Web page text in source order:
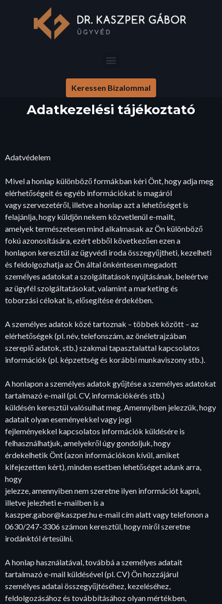
Keressen Bizalommal
Adatkezelési tájékoztató
Adatvédelem
Mivel a honlap különböző formákban kéri Önt, hogy adja meg
elérhetőségeit és egyéb információkat is magáról
vagy szervezetéről, illetve a honlap azt a lehetőséget is
felajánlja, hogy küldjön nekem közvetlenül e-mailt,
amelyek természetesen mind alkalmasak az Ön különböző
fokú azonosítására, ezért ebből következően ezen a
honlapon keresztül az ügyvédi iroda összegyűjtheti, kezelheti
és feldolgozhatja az Ön által önkéntesen megadott
személyes adatokat a szolgáltatások nyújtásának, beleértve
az ügyfél szolgáltatásokat, valamint a marketing és
toborzási célokat is, elősegítése érdekében.
A személyes adatok közé tartoznak – többek között – az
elérhetőségek (pl. név, telefonszám, az önéletrajzában
szereplő adatok, stb.) szakmai tapasztalattal kapcsolatos
információk (pl. képzettség és korábbi munkaviszony stb.).
A honlapon a személyes adatok gyűjtése a személyes adatokat
tartalmazó e-mail (pl. CV, információkérés stb.)
küldésén keresztül valósulhat meg. Amennyiben jelezzük, hogy
adatait olyan eseményekkel vagy jogi
fejleményekkel kapcsolatos információk küldésére is
felhasználhatjuk, amelyekről úgy gondoljuk, hogy
érdekelhetik Önt (azon információkon kívül, amiket
kifejezetten kért), minden esetben lehetőséget adunk arra,
hogy
jelezze, amennyiben nem szeretne ilyen információt kapni,
illetve jelezheti e-mailben is a
kaszper.gabor@kaszper.hu e-mail cím alatt vagy telefonon a
0630/247-3306 számon keresztül, hogy miről szeretne
irodánktól értesülni.
A honlap használatával, továbbá a személyes adatait
tartalmazó e-mail küldésével (pl. CV) Ön hozzájárul
személyes adatai összegyűjtéséhez, kezeléséhez,
feldolgozásához és továbbításához olyan mértékben,